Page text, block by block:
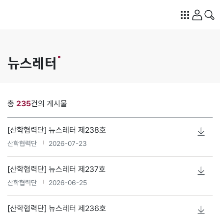
뉴스레터
총 235건의 게시물
[산학협력단] 뉴스레터 제238호
산학협력단 2026-07-23
[산학협력단] 뉴스레터 제237호
산학협력단 2026-06-25
[산학협력단] 뉴스레터 제236호